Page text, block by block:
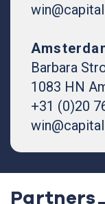
Barbara
1083 HN
+31 (0)20
Partners